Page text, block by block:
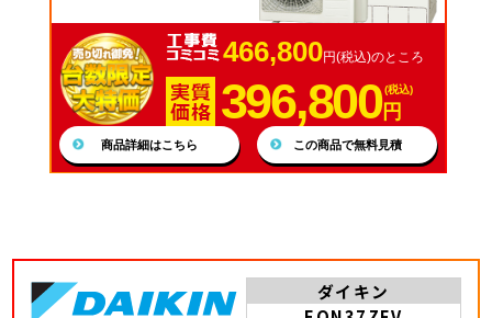
466,800円(税込)のところ
396,800(税込)
円
商品詳細はこちら この商品で無料見積
ダイキン